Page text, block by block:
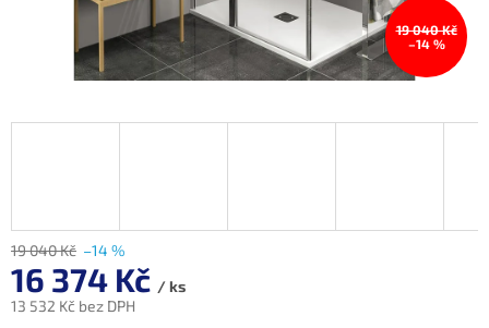
19 040 Kč
–14 %
19 040 Kč –14 %
16 374 Kč / ks
13 532 Kč bez DPH